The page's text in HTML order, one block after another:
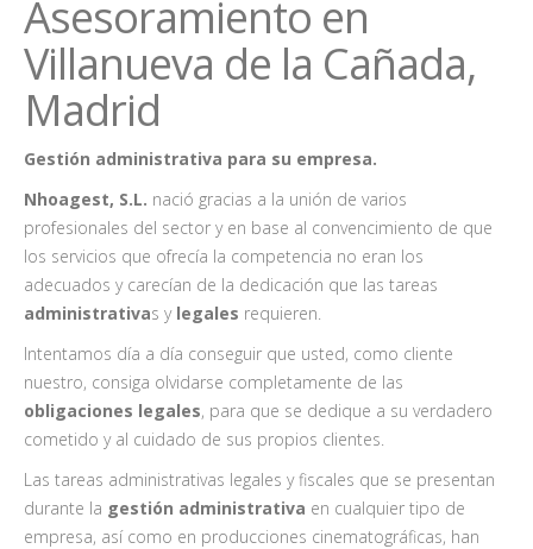
Asesoramiento en
Villanueva de la Cañada,
Madrid
Gestión administrativa para su empresa.
Nhoagest, S.L. nació gracias a la unión de varios
profesionales del sector y en base al convencimiento de que
los servicios que ofrecía la competencia no eran los
adecuados y carecían de la dedicación que las tareas
administrativas y legales requieren.
Intentamos día a día conseguir que usted, como cliente
nuestro, consiga olvidarse completamente de las
obligaciones legales, para que se dedique a su verdadero
cometido y al cuidado de sus propios clientes.
Las tareas administrativas legales y fiscales que se presentan
durante la gestión administrativa en cualquier tipo de
empresa, así como en producciones cinematográficas, han